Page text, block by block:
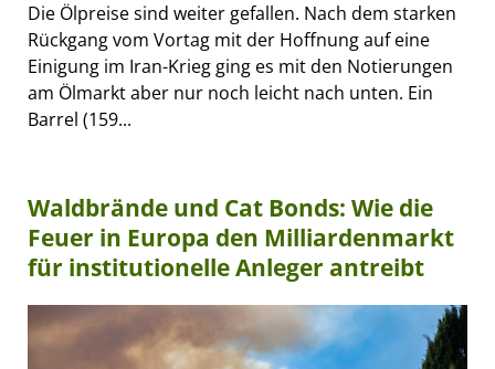
Die Ölpreise sind weiter gefallen. Nach dem starken
Rückgang vom Vortag mit der Hoffnung auf eine
Einigung im Iran-Krieg ging es mit den Notierungen
am Ölmarkt aber nur noch leicht nach unten. Ein
Barrel (159...
Waldbrände und Cat Bonds: Wie die
Feuer in Europa den Milliardenmarkt
für institutionelle Anleger antreibt